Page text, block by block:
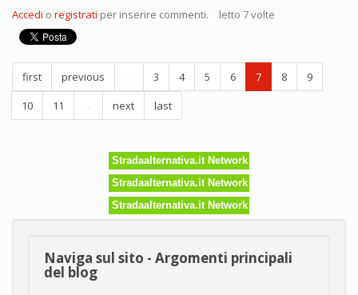
urbani
al
posto
delle
aiuole,
succede
in
Germania
Accedi o registrati per inserire commenti. letto 7 volte
first previous 3 4 5 6 7 8
9
10
11 next last
Stradaalternativa.it Network
Stradaalternativa.it Network
Stradaalternativa.it Network
Naviga sul sito - Argomenti principali
del blog